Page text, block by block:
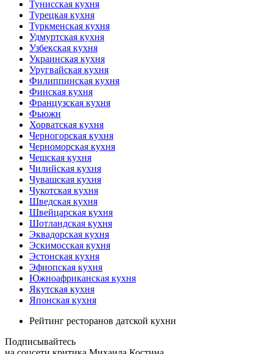
Тунисская кухня
Турецкая кухня
Туркменская кухня
Удмуртская кухня
Узбекская кухня
Украинская кухня
Уругвайская кухня
Филиппинская кухня
Финская кухня
Французская кухня
Фьюжн
Хорватская кухня
Черногорская кухня
Черноморская кухня
Чешская кухня
Чилийская кухня
Чувашская кухня
Чукотская кухня
Шведская кухня
Швейцарская кухня
Шотландская кухня
Эквадорская кухня
Эскимосская кухня
Эстонская кухня
Эфиопская кухня
Южноафриканская кухня
Якутская кухня
Японская кухня
Рейтинг ресторанов датской кухни
Подписывайтесь